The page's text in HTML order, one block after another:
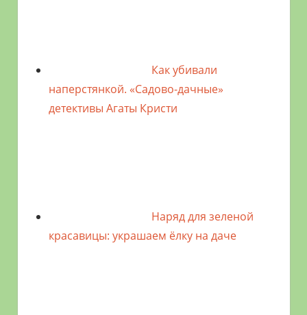
Как убивали
наперстянкой. «Садово-дачные»
детективы Агаты Кристи
Наряд для зеленой
красавицы: украшаем ёлку на даче